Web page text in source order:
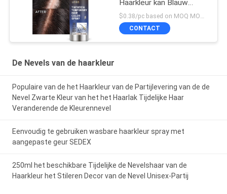
Haarkleur kan Blauw
kleuren
$0.38/pc based on MOQ MOQ:10000pcs
CONTACT
De Nevels van de haarkleur
Populaire van de het Haarkleur van de Partijlevering van de de
Nevel Zwarte Kleur van het het Haarlak Tijdelijke Haar
Veranderende de Kleurennevel
Eenvoudig te gebruiken wasbare haarkleur spray met
aangepaste geur SEDEX
250ml het beschikbare Tijdelijke de Nevelshaar van de
Haarkleur het Stileren Decor van de Nevel Unisex-Partij